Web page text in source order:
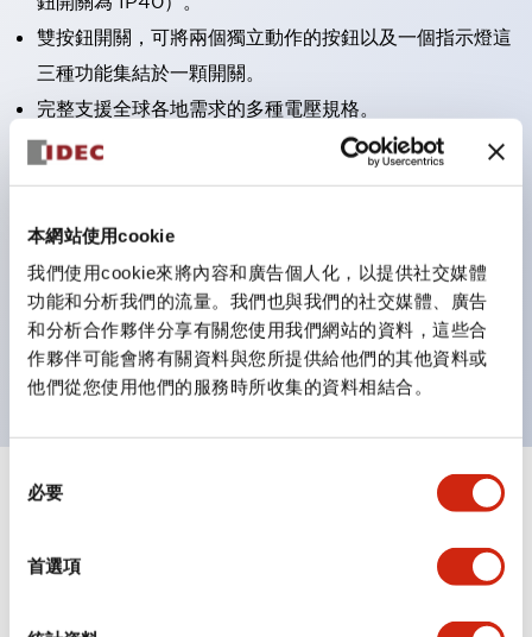
本網站使用cookie
我們使用cookie來將內容和廣告個人化，以提供社交媒體
功能和分析我們的流量。我們也與我們的社交媒體、廣告
和分析合作夥伴分享有關您使用我們網站的資料，這些合
作夥伴可能會將有關資料與您所提供給他們的其他資料或
他們從您使用他們的服務時所收集的資料相結合。
必要
首選項
雙按鈕開關，可將兩個獨立動作的按鈕以及一個指示燈這
三種功能集結於一顆開關。
完整支援全球各地需求的多種電壓規格。
一顆 LED 燈泡即可呈現六種顏色（LSRD 燈泡）。以往
需分色管理的 LED 燈泡，如今可用單一顆燈泡呈現多種
支援色彩通用設計（CUD）：可清楚辨識正方平頭形指
示燈的亮燈/熄燈狀態，以及點燈時的顏色識別。
符合 ISO 3864-4 安全色規範：在危險或緊急狀況下，
顏色表現更明確鮮明，便於更多人識別。
規格 顯示全部+
審美規範